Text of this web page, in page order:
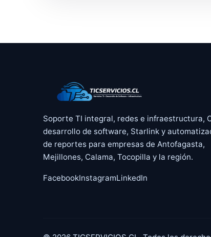
Soporte TI integral, redes e infraestructura,
desarrollo de software, Starlink y
de reportes para empresas de Antofagasta,
Mejillones, Calama, Tocopilla y la región.
FacebookInstagramLinkedIn